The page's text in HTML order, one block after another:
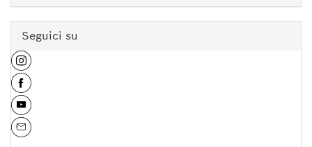
Seguici su